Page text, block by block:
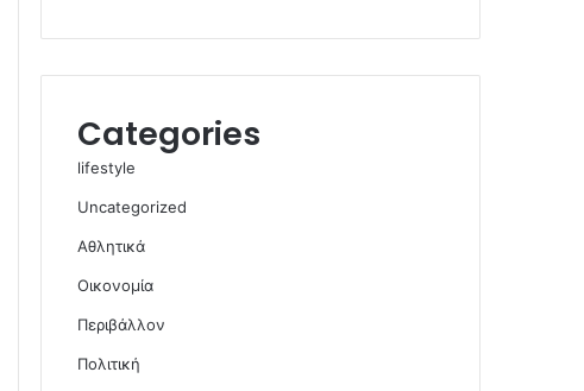
Categories
lifestyle
Uncategorized
Αθλητικά
Οικονομία
Περιβάλλον
Πολιτική